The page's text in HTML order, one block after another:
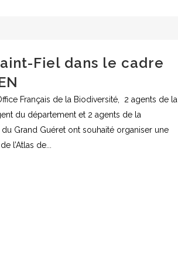
Fiel dans le cadre
Français de la Biodiversité, 2 agents de la
du département et 2 agents de la
Grand Guéret ont souhaité organiser une
l’Atlas de...